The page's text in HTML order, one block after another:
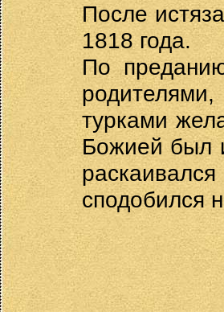
После
1818 года.
По
турками
Божией был
сподобился